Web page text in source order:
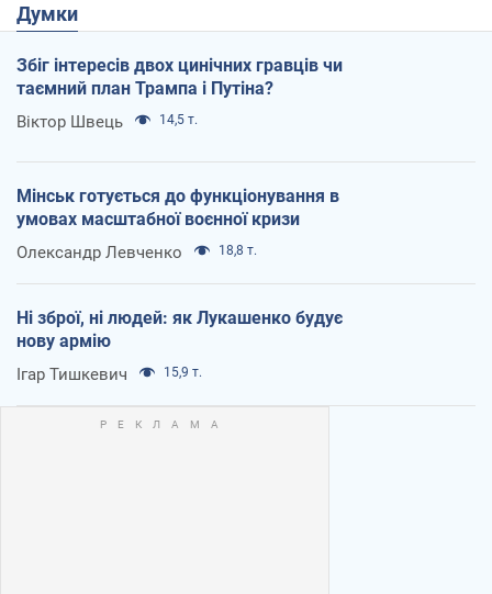
Думки
Збіг інтересів двох цинічних гравців чи
таємний план Трампа і Путіна?
Віктор Швець 14,5 т.
Мінськ готується до функціонування в
умовах масштабної воєнної кризи
Олександр Левченко 18,8 т.
Ні зброї, ні людей: як Лукашенко будує
нову армію
Ігар Тишкевич 15,9 т.